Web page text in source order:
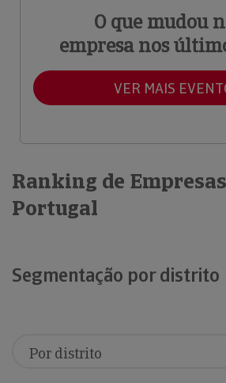
O que mudou
empresa nos
VER MAIS
Ranking de
Portugal
Segmentação por distrito